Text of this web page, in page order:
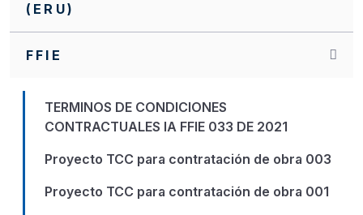
(ERU)
FFIE
TERMINOS DE CONDICIONES
CONTRACTUALES IA FFIE 033 DE 2021
Proyecto TCC para contratación de obra 003
Proyecto TCC para contratación de obra 001